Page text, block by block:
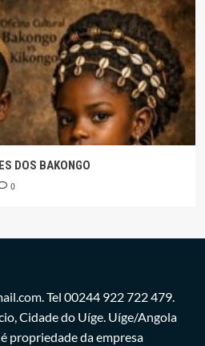
DOS BAKONGO
0
Tel 00244 922 722 479.
Cidade do Uíge. Uíge/Angola
propriedade da empresa